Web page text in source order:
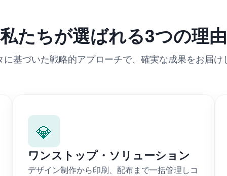
私たちが選ばれる3つの理由
に基づいた戦略的アプローチで、確実な成果をお届け
💎
ワンストップ・ソリューション
デザイン制作から印刷、配布まで一括管理しコ